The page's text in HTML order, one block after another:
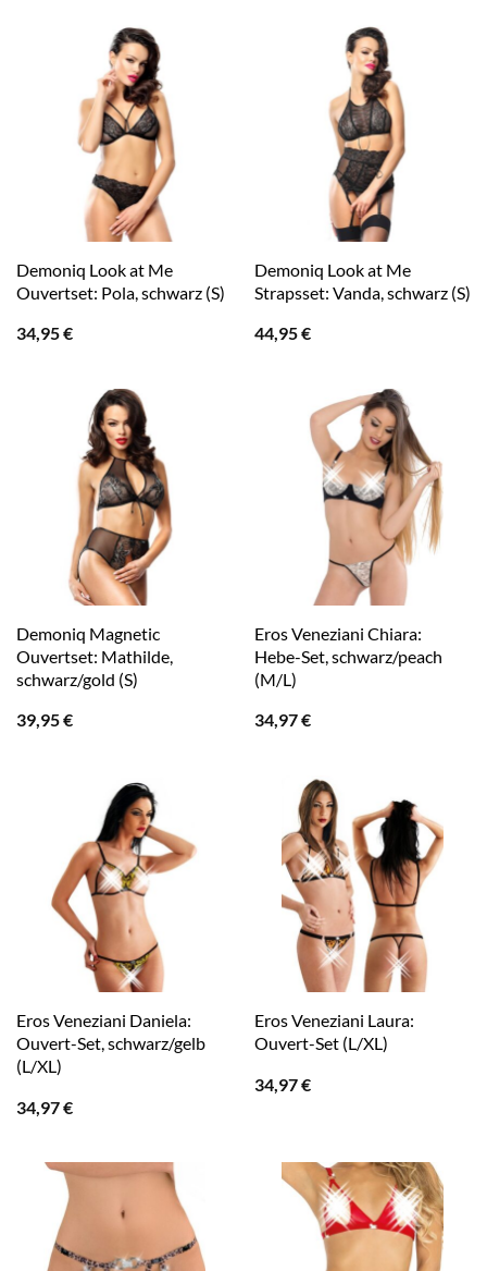
Demoniq Look at Me
Ouvertset: Pola, schwarz (S)
34,95€
Demoniq Look at Me
Strapsset: Vanda, schwarz (S)
44,95€
Demoniq Magnetic
Ouvertset: Mathilde,
schwarz/gold (S)
39,95€
Eros Veneziani Chiara:
Hebe-Set, schwarz/peach
(M/L)
34,97€
Eros Veneziani Daniela:
Ouvert-Set, schwarz/gelb
(L/XL)
34,97€
Eros Veneziani Laura:
Ouvert-Set (L/XL)
34,97€